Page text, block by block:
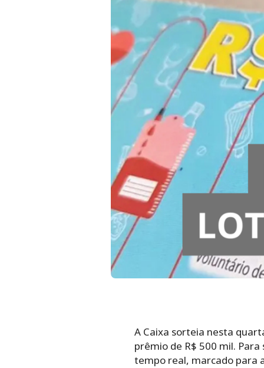
A Caixa sorteia nesta
prêmio de R$ 500 mil.
tempo real, marcado para